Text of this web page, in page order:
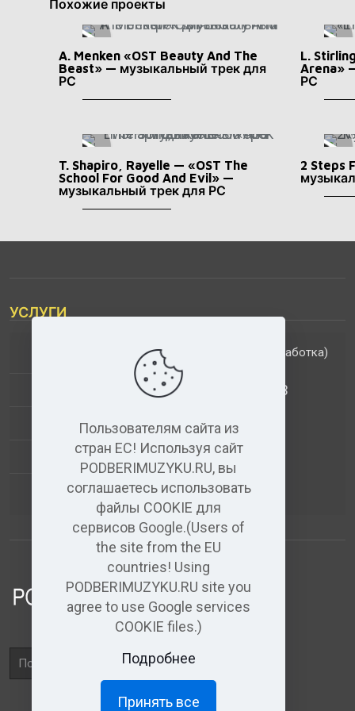
Похожие проекты
A. Menken «OST Beauty And The
Beast» — музыкальный трек для
РС
L.
Arena»
РС
T. Shapiro, Rayelle — «OST The
School For Good And Evil» —
музыкальный трек для РС
2 Steps
УСЛУГИ
ДОПОЛНИТЕЛЬНЫЕ УСЛУГИ (обработка)
АНАЛИЗ МУЗЫКАЛЬНЫХ ТРЕКОВ
ВИДЕО+АУДИО
УСЛУГИ ЗВУКОЗАПИСИ
АУДИО РЕДАКТОР(бесплатный)
Поле
поиска
Пользователям сайта из
стран ЕС! Используя сайт
PODBERIMUZYKU.RU, вы
соглашаетесь использовать
файлы COOKIE для
сервисов Google.(Users of
the site from the EU
countries! Using
PODBERIMUZYKU.RU site you
agree to use Google services
COOKIE files.)
Подробнее
Принять все